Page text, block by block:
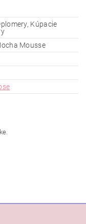
Kúpacie
Mousse